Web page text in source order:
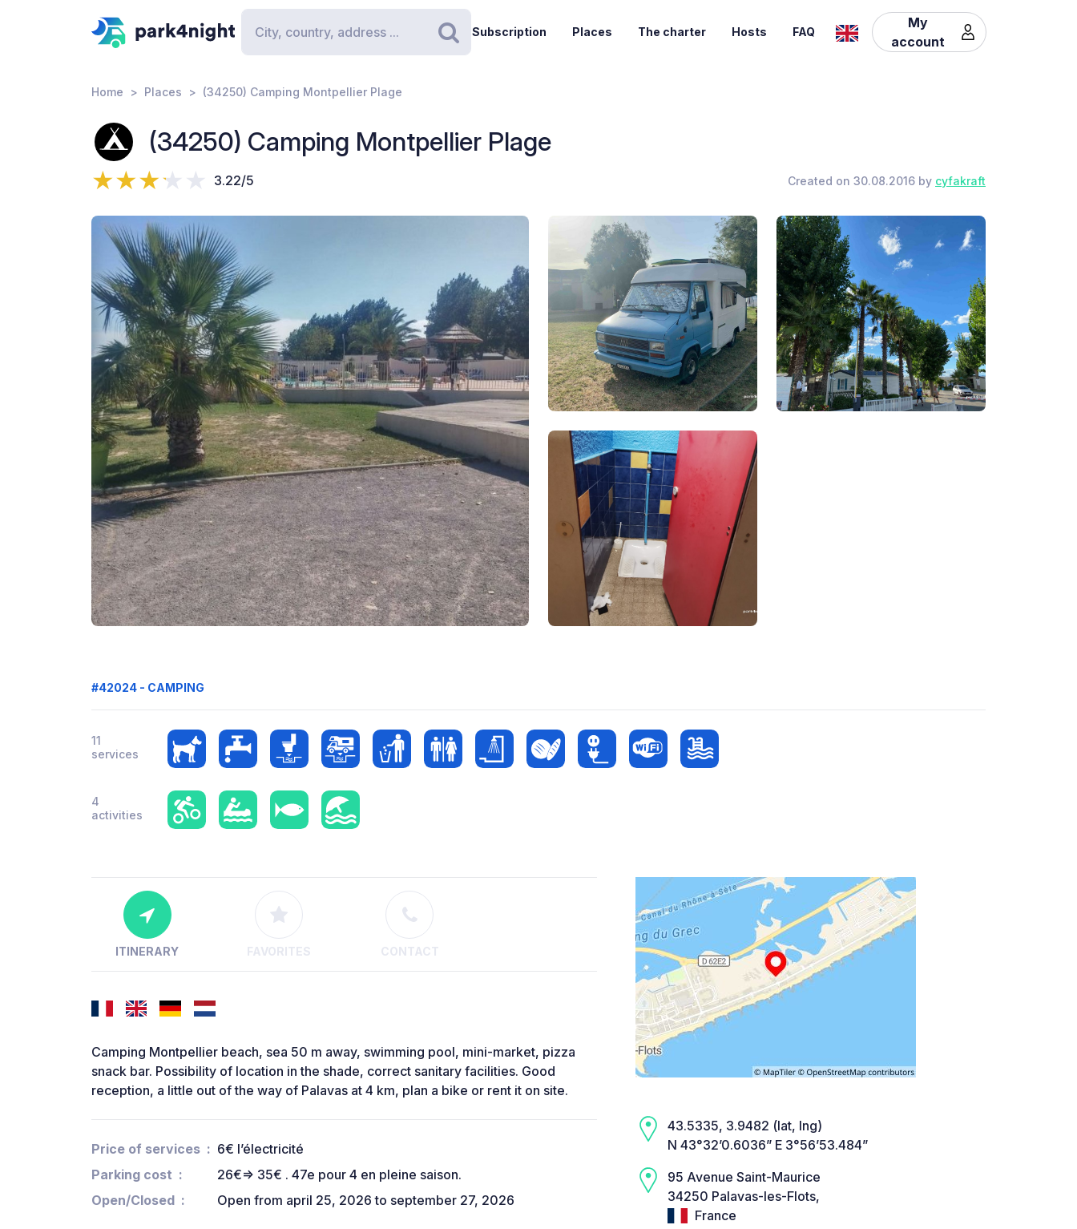
Search
Subscription Places The charter Hosts FAQ
My
account
Home Places (34250) Camping Montpellier Plage
(34250) Camping Montpellier Plage
3.22/5 Created on 30.08.2016 by cyfakraft
#42024 - CAMPING
11
services
4
activities
ITINERARY FAVORITES CONTACT
Camping Montpellier beach, sea 50 m away, swimming pool, mini-market, pizza
snack bar. Possibility of location in the shade, correct sanitary facilities. Good
reception, a little out of the way of Palavas at 4 km, plan a bike or rent it on site.
Price of services
6€ l’électricité
Parking cost
26€=> 35€ . 47e pour 4 en pleine saison.
Open/Closed
Open from april 25, 2026 to september 27, 2026
43.5335, 3.9482 (lat, lng)
N 43°32’0.6036” E 3°56’53.484”
95 Avenue Saint-Maurice
34250 Palavas-les-Flots,
France